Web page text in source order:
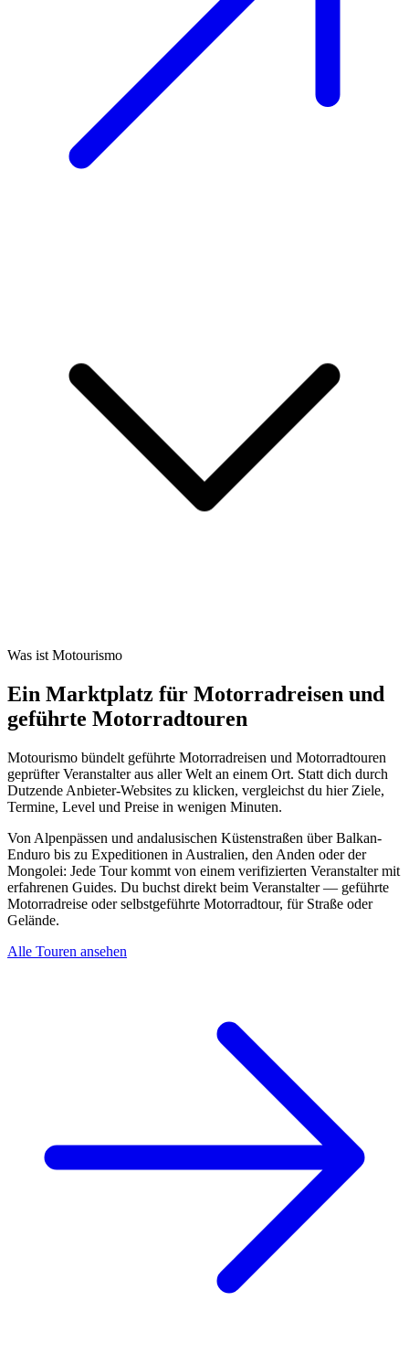
Was ist Motourismo
Ein Marktplatz für Motorradreisen und
geführte Motorradtouren
Motourismo bündelt geführte Motorradreisen und Motorradtouren
geprüfter Veranstalter aus aller Welt an einem Ort. Statt dich durch
Dutzende Anbieter-Websites zu klicken, vergleichst du hier Ziele,
Termine, Level und Preise in wenigen Minuten.
Von Alpenpässen und andalusischen Küstenstraßen über Balkan-
Enduro bis zu Expeditionen in Australien, den Anden oder der
Mongolei: Jede Tour kommt von einem verifizierten Veranstalter mit
erfahrenen Guides. Du buchst direkt beim Veranstalter — geführte
Motorradreise oder selbstgeführte Motorradtour, für Straße oder
Gelände.
Alle Touren ansehen